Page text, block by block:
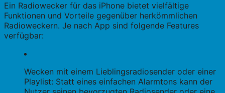
Ein Radiowecker für das iPhone bietet vielfältige
Funktionen und Vorteile gegenüber herkömmlichen
Radioweckern. Je nach App sind folgende Features
verfügbar:
Wecken mit einem Lieblingsradiosender oder einer
Playlist: Statt eines einfachen Alarmtons kann der